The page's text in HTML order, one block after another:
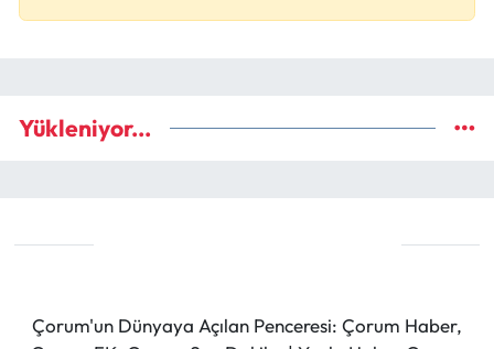
Yükleniyor...
Çorum'un Dünyaya Açılan Penceresi: Çorum Haber,